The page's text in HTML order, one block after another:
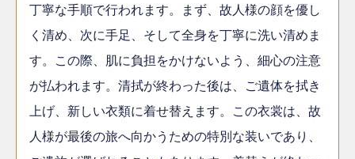
丁寧な手順で行われます。まず、故人様の顔を優し
く清め、次に手足、そして全身を丁寧に洗い清めま
す。この際、肌に負担をかけないよう、細心の注意
が払われます。清拭が終わった後は、ご遺体を拭き
上げ、新しい衣類に着せ替えます。この衣裳は、故
人様が最後の旅へ向かうための特別な装いであり、